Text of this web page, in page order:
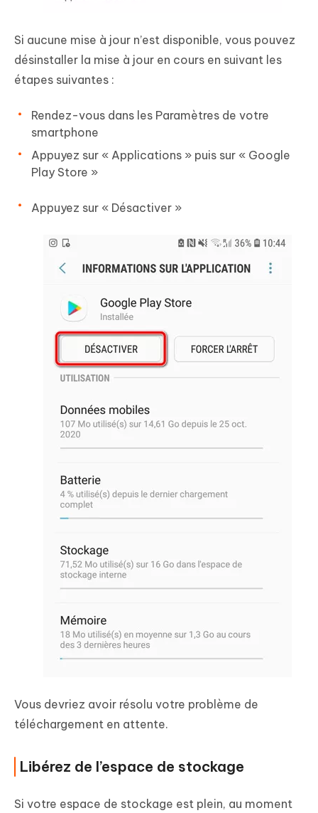
Si aucune mise à jour n’est disponible, vous pouvez
désinstaller la mise à jour en cours en suivant les
étapes suivantes :
Rendez-vous dans les Paramètres de votre
smartphone
Appuyez sur « Applications » puis sur « Google
Play Store »
Appuyez sur « Désactiver »
Vous devriez avoir résolu votre problème de
téléchargement en attente.
Libérez de l’espace de stockage
Si votre espace de stockage est plein, au moment